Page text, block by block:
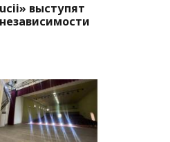
выступят